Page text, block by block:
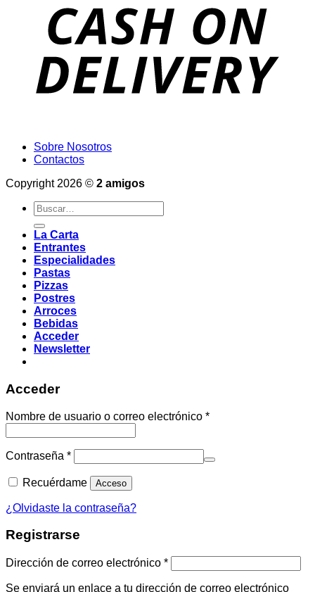
Sobre Nosotros
Contactos
Copyright 2026 © 2 amigos
Buscar
por:
La Carta
Entrantes
Especialidades
Pastas
Pizzas
Postres
Arroces
Bebidas
Acceder
Newsletter
Acceder
Nombre de usuario o correo electrónico *Obligatorio
Contraseña *Obligatorio
Recuérdame Acceso
¿Olvidaste la contraseña?
Registrarse
Dirección de correo electrónico *Obligatorio
Se enviará un enlace a tu dirección de correo electrónico